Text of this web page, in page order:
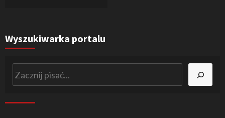
Wyszukiwarka portalu
Szukaj